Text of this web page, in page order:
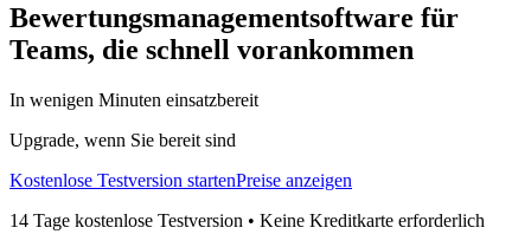
Bewertungsmanagementsoftware für
Teams, die schnell vorankommen
In wenigen Minuten einsatzbereit
Upgrade, wenn Sie bereit sind
Kostenlose Testversion startenPreise anzeigen
14 Tage kostenlose Testversion • Keine Kreditkarte erforderlich